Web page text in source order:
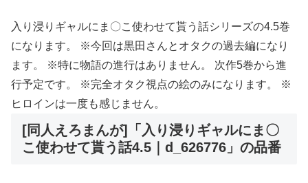
入り浸りギャルにま〇こ使わせて貰う話シリーズの4.5巻
になります。 ※今回は黒田さんとオタクの過去編になり
ます。 ※特に物語の進行はありません。 次作5巻から進
行予定です。 ※完全オタク視点の絵のみになります。 ※
ヒロインは一度も感じません。
[同人えろまんが]「入り浸りギャルにま〇
こ使わせて貰う話4.5｜d_626776」の品番